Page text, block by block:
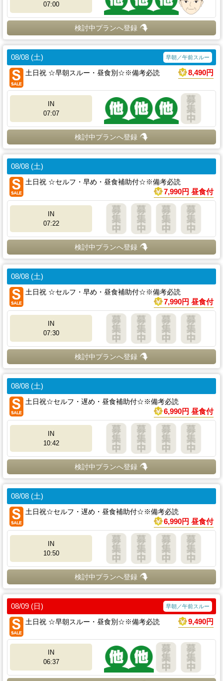
07:00
検討中プランへ登録
08/08 (土) 早朝／午前スルー
土日祝 ☆早朝スルー・昼食別☆※備考必読 8,490円
IN
07:07
検討中プランへ登録
08/08 (土)
土日祝 ☆セルフ・早め・昼食補助付☆※備考必読
7,990円 昼食付
IN
07:22
検討中プランへ登録
08/08 (土)
土日祝 ☆セルフ・早め・昼食補助付☆※備考必読
7,990円 昼食付
IN
07:30
検討中プランへ登録
08/08 (土)
土日祝☆セルフ・遅め・昼食補助付☆※備考必読
6,990円 昼食付
IN
10:42
検討中プランへ登録
08/08 (土)
土日祝☆セルフ・遅め・昼食補助付☆※備考必読
6,990円 昼食付
IN
10:50
検討中プランへ登録
08/09 (日) 早朝／午前スルー
土日祝 ☆早朝スルー・昼食別☆※備考必読 9,490円
IN
06:37